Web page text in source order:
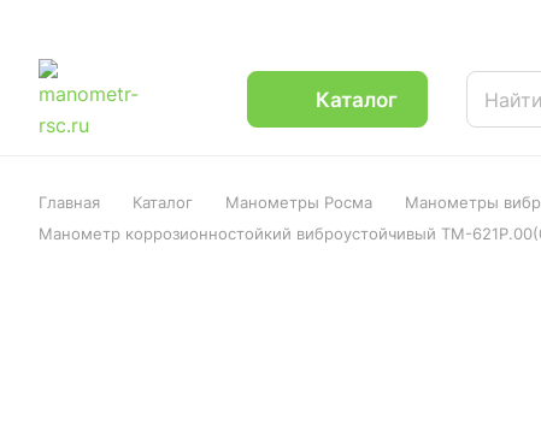
Каталог
Главная Каталог Манометры Росма
Манометры
Манометр коррозионностойкий виброустойчивый ТМ-